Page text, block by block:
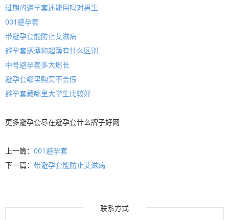
过期的避孕套还能用吗对男生
001避孕套
带避孕套能防止艾滋病
避孕套透薄和超薄有什么区别
中号避孕套多大周长
避孕套哪里购买不会假
避孕套藏哪里大学生比较好
更多避孕套尽在避孕套什么牌子好网
上一篇： 001避孕套
下一篇： 带避孕套能防止艾滋病
联系方式